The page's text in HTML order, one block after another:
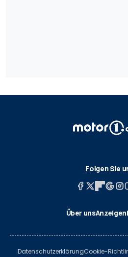
Folgen Sie
Über unsAnzeigen
DatenschutzerklärungCookie-